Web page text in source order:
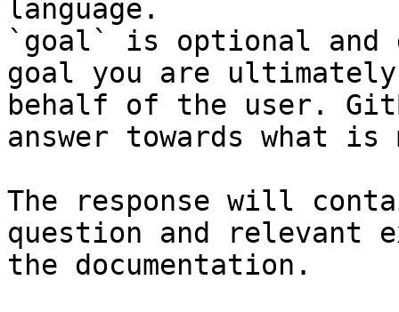
language.
`goal` is optional and
goal you are
behalf of the user.
answer towards what
The response will
question and relevant
the documentation.